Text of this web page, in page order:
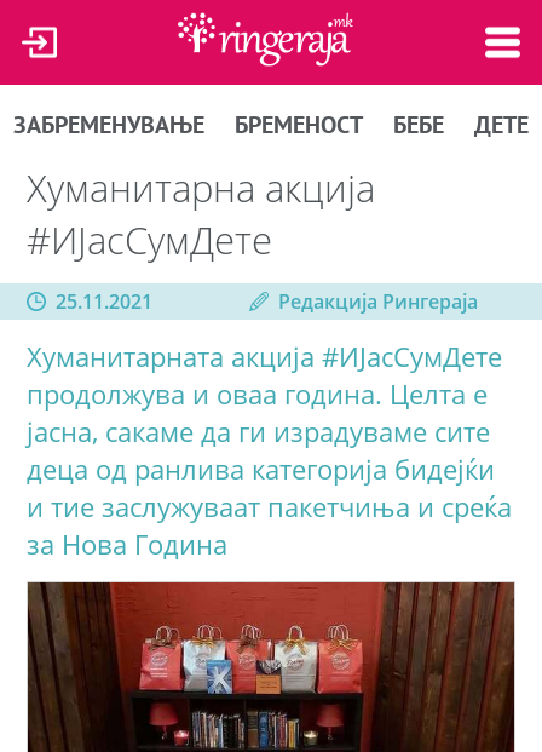
ЗАБРЕМЕНУВАЊЕ БРЕМЕНОСТ БЕБЕ ДЕТЕ
Хуманитарна акција
#ИЈасСумДете
25.11.2021 Редакција Рингераја
Хуманитарната акција #ИЈасСумДете
продолжува и оваа година. Целта е
јасна, сакаме да ги израдуваме сите
деца од ранлива категорија бидејќи
и тие заслужуваат пакетчиња и среќа
за Нова Година